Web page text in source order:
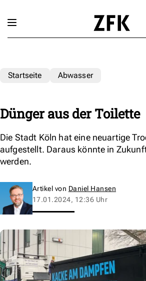
Startseite Abwasser
Dünger aus der Toilette
Die Stadt Köln hat eine neuartige
aufgestellt. Daraus könnte in
werden.
Artikel von Daniel Hansen
17.01.2024, 12:36 Uhr